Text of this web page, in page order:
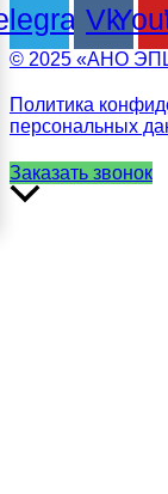
Vk
© 2025 «АНО
Политика
персональных
Заказать звонок